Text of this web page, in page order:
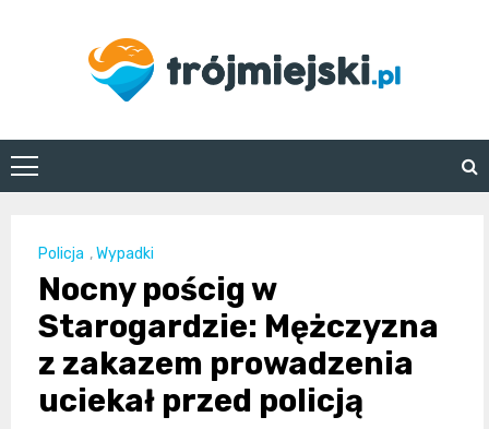
trojmiejski.pl
Policja ,Wypadki
Nocny pościg w
Starogardzie: Mężczyzna
z zakazem prowadzenia
uciekał przed policją